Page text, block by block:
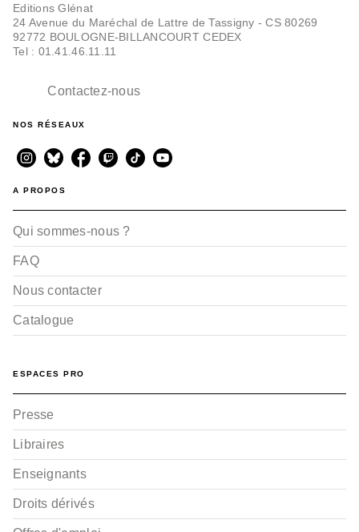
Editions Glénat
24 Avenue du Maréchal de Lattre de Tassigny - CS 80269
92772 BOULOGNE-BILLANCOURT CEDEX
Tel : 01.41.46.11.11
Contactez-nous
NOS RÉSEAUX
A PROPOS
Qui sommes-nous ?
FAQ
Nous contacter
Catalogue
ESPACES PRO
Presse
Libraires
Enseignants
Droits dérivés